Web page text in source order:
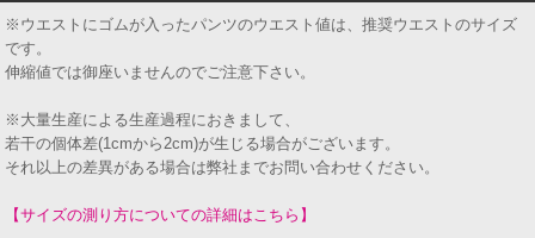
※ウエストにゴムが入ったパンツのウエスト値は、推奨ウエストのサイズ
です。
伸縮値では御座いませんのでご注意下さい。
※大量生産による生産過程におきまして、
若干の個体差(1cmから2cm)が生じる場合がございます。
それ以上の差異がある場合は弊社までお問い合わせください。
【サイズの測り方についての詳細はこちら】